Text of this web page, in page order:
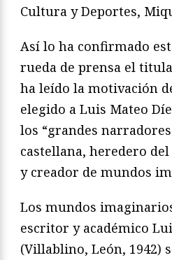
Cultura y Deportes,
Así lo ha confirmado
rueda de prensa el
ha leído la motivación
elegido a Luis Mateo
los “grandes
castellana, heredero
y creador de mundos
Los mundos
escritor y académico
(Villablino, León, 1942)